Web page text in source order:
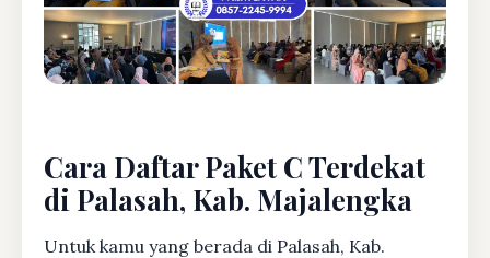
Cara Daftar Paket C Terdekat
di Palasah, Kab. Majalengka
Untuk kamu yang berada di Palasah, Kab.